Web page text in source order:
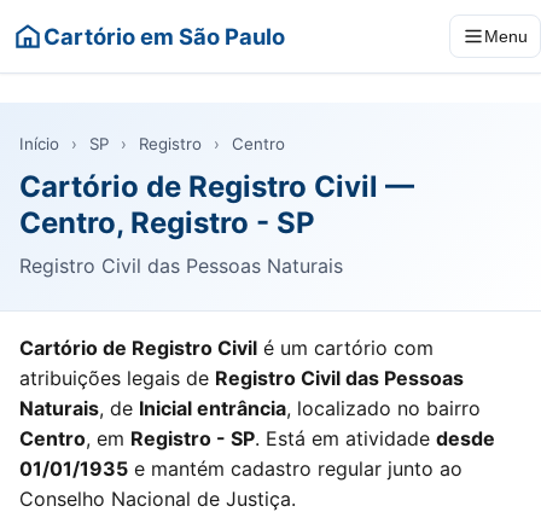
Cartório em São Paulo Menu
Início › SP › Registro › Centro
Cartório de Registro Civil —
Centro, Registro - SP
Registro Civil das Pessoas Naturais
Cartório de Registro Civil é um cartório com
atribuições legais de Registro Civil das Pessoas
Naturais, de Inicial entrância, localizado no bairro
Centro, em Registro - SP. Está em atividade desde
01/01/1935 e mantém cadastro regular junto ao
Conselho Nacional de Justiça.